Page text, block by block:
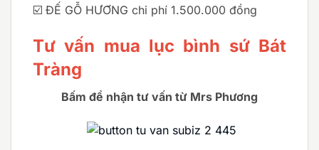
☑️ ĐẾ GỖ HƯƠNG chi phí 1.500.000 đồng
Tư vấn mua lục bình sứ Bát
Tràng
Bấm để nhận tư vấn từ Mrs Phương